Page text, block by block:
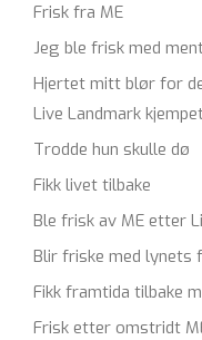
Frisk fra ME
Jeg ble frisk med
Hjertet mitt blør for
Live Landmark
Trodde hun skulle dø
Fikk livet tilbake
Ble frisk av ME etter
Blir friske med lynets
Fikk framtida tilbake
Frisk etter omstridt